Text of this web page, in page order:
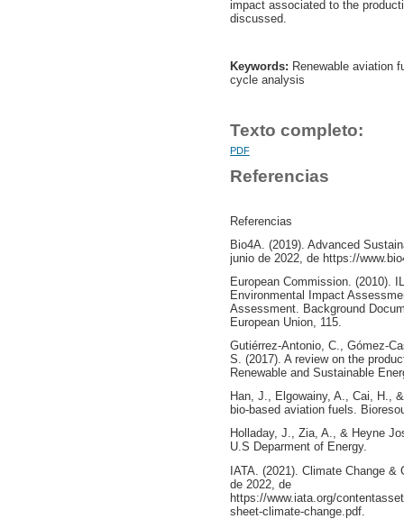
impact associated to the
discussed.
Keywords: Renewable aviation
cycle analysis
Texto completo:
PDF
Referencias
Referencias
Bio4A. (2019). Advanced
junio de 2022, de https://
European Commission. (2010).
Environmental Impact
Assessment. Background
European Union, 115.
Gutiérrez-Antonio, C., Gómez-
S. (2017). A review on the
Renewable and Sustainable
Han, J., Elgowainy, A., Cai, H.,
bio-based aviation fuels.
Holladay, J., Zia, A., & Heyne
U.S Deparment of Energy.
IATA. (2021). Climate Change
de 2022, de
https://www.iata.org/
sheet-climate-change.pdf.